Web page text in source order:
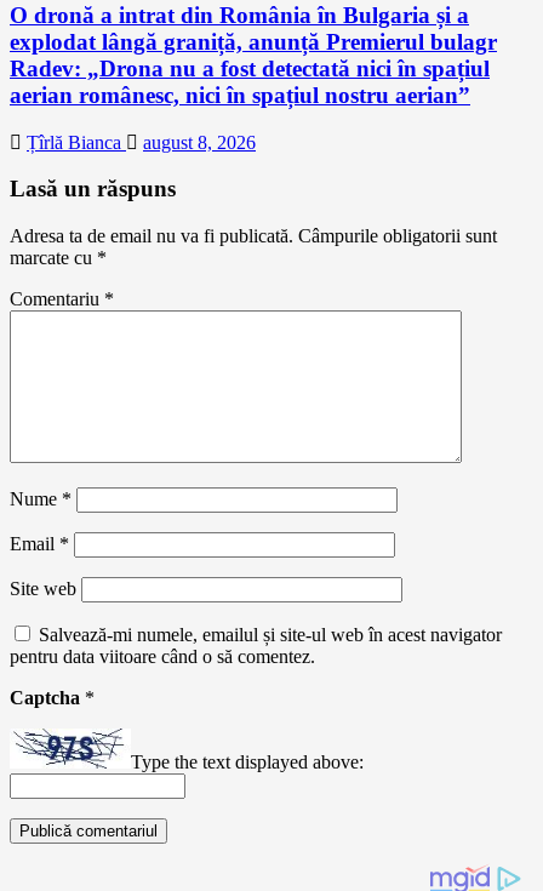
O dronă a intrat din România în Bulgaria și a
explodat lângă graniță, anunță Premierul bulagr
Radev: „Drona nu a fost detectată nici în spațiul
aerian românesc, nici în spațiul nostru aerian”
Țîrlă Bianca august 8, 2026
Lasă un răspuns
Adresa ta de email nu va fi publicată. Câmpurile obligatorii sunt
marcate cu *
Comentariu *
Nume *
Email *
Site web
Salvează-mi numele, emailul și site-ul web în acest navigator
pentru data viitoare când o să comentez.
Captcha *
Type the text displayed above: